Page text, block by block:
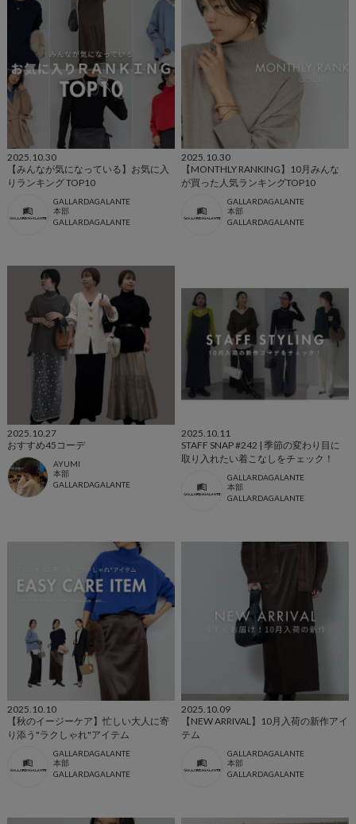
2025.10.30
【みんなが気になっている】お気に入
りランキング TOP10
GALLARDAGALANTE
本部
GALLARDAGALANTE
2025.10.30
【MONTHLY RANKING】10月みんな
が買った人気ランキングTOP10
GALLARDAGALANTE
本部
GALLARDAGALANTE
2025.10.27
おすすめ45コーデ
AYUMI
本部
GALLARDAGALANTE
2025.10.11
STAFF SNAP #242 | 季節の変わり目に
取り入れたい着こなしをチェック！
GALLARDAGALANTE
本部
GALLARDAGALANTE
2025.10.10
【秋のイージーケア】忙しい大人に寄
り添う"ラクしゃれ"アイテム
GALLARDAGALANTE
本部
GALLARDAGALANTE
2025.10.09
【NEW ARRIVAL】10月入荷の新作アイ
テム
GALLARDAGALANTE
本部
GALLARDAGALANTE